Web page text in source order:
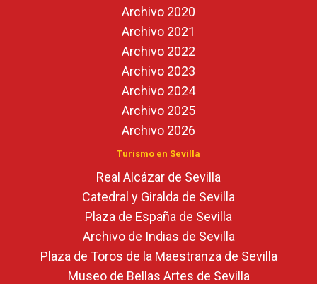
Archivo 2020
Archivo 2021
Archivo 2022
Archivo 2023
Archivo 2024
Archivo 2025
Archivo 2026
Turismo en Sevilla
Real Alcázar de Sevilla
Catedral y Giralda de Sevilla
Plaza de España de Sevilla
Archivo de Indias de Sevilla
Plaza de Toros de la Maestranza de Sevilla
Museo de Bellas Artes de Sevilla